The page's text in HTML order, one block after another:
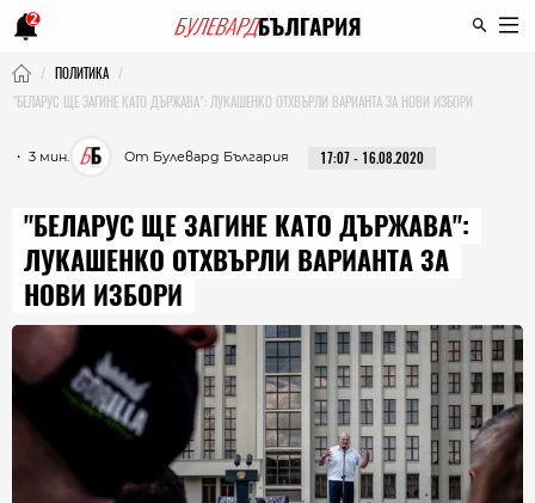
2
ПОЛИТИКА
"БЕЛАРУС ЩЕ ЗАГИНЕ КАТО ДЪРЖАВА": ЛУКАШЕНКО ОТХВЪРЛИ ВАРИАНТА ЗА НОВИ ИЗБОРИ
・ 3 мин. От Булевард България 17:07 - 16.08.2020
"БЕЛАРУС ЩЕ ЗАГИНЕ КАТО ДЪРЖАВА":
ЛУКАШЕНКО ОТХВЪРЛИ ВАРИАНТА ЗА
НОВИ ИЗБОРИ